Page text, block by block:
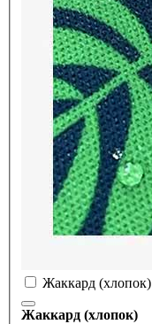
Жаккард (хлопок)
Жаккард (хлопок)